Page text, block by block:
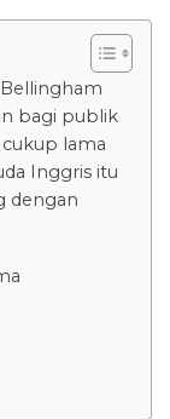
Bellingham
bagi publik
lama
Inggris itu
dengan